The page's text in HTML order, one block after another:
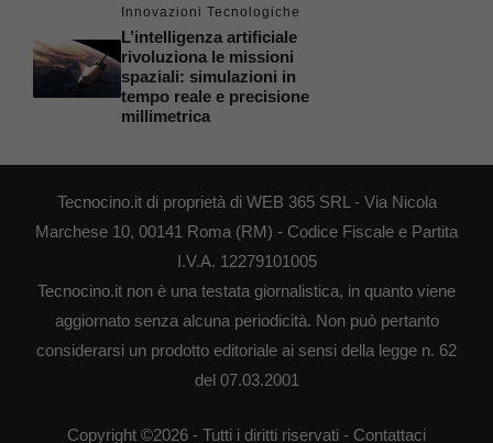
Innovazioni Tecnologiche
L’intelligenza artificiale
rivoluziona le missioni
spaziali: simulazioni in
tempo reale e precisione
millimetrica
Tecnocino.it di proprietà di WEB 365 SRL - Via Nicola
Marchese 10, 00141 Roma (RM) - Codice Fiscale e Partita
I.V.A. 12279101005
Tecnocino.it non è una testata giornalistica, in quanto viene
aggiornato senza alcuna periodicità. Non può pertanto
considerarsi un prodotto editoriale ai sensi della legge n. 62
del 07.03.2001
Copyright ©2026 - Tutti i diritti riservati - Contattaci